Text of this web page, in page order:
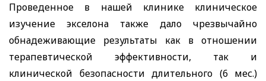
Проведенное в нашей клинике клиническое
изучение экселона также дало чрезвычайно
обнадеживающие результаты как в отношении
терапевтической эффективности, так и
клинической безопасности длительного (6 мес.)